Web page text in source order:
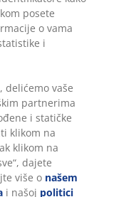
Izaberite
zanimljivog
sa ostatkom
materijalima
vam dostupne u
se oblici i stilovi
Vodite računa i o
na zidu.
slike ili zidne
posete
o vama
i
delićemo vaše
partnerima
i statičke
klikom na
klikom na
dajete
više o našem
i našoj politici